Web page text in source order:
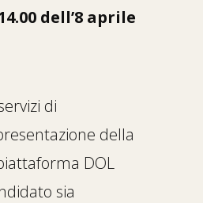
dell’8 aprile
di
della
DOL
sia